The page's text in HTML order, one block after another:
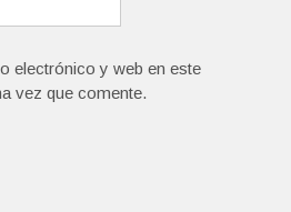
electrónico y web en este
vez que comente.